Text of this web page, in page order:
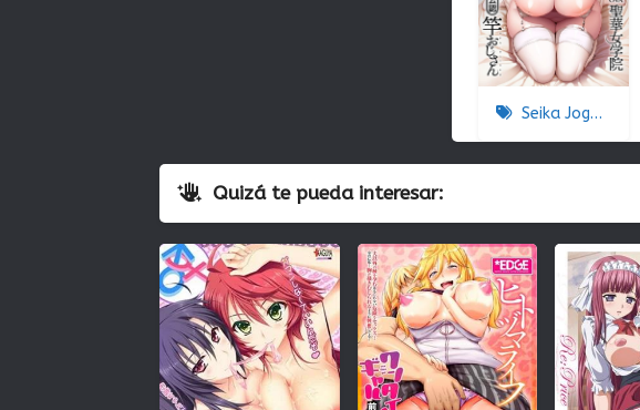
Seika Jogakuin Koutoubu Kounin Sao Oji-san
Quizá te pueda interesar: